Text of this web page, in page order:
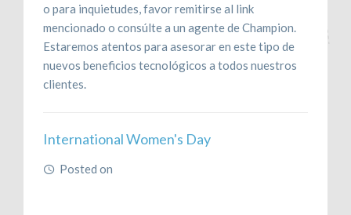
o para inquietudes, favor remitirse al link
mencionado o consúlte a un agente de Champion.
Estaremos atentos para asesorar en este tipo de
nuevos beneficios tecnológicos a todos nuestros
clientes.
International Women's Day
Posted on